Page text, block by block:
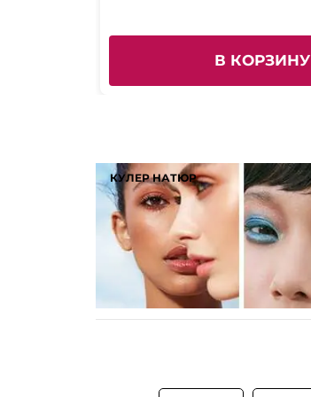
В КОРЗИНУ
КУЛЕР НАТЮР